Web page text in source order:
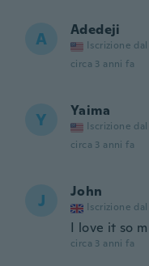
A Adedeji
Iscrizione dal
circa 3 anni fa
Y Yaima
Iscrizione dal
circa 3 anni fa
J John
Iscrizione
I love it so
circa 3 anni fa